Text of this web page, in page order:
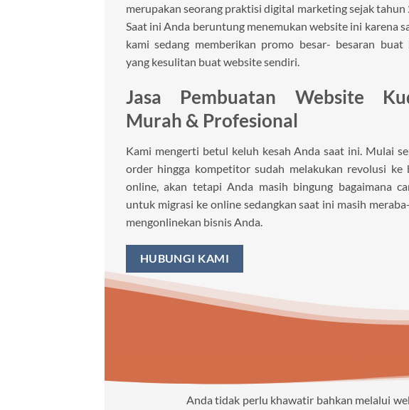
merupakan seorang praktisi digital marketing sejak tahun
Saat ini Anda beruntung menemukan website ini karena
kami sedang memberikan promo besar- besaran buat
yang kesulitan buat website sendiri.
Jasa Pembuatan Website
Murah & Profesional
Kami mengerti betul keluh kesah Anda saat ini. Mulai
order hingga kompetitor sudah melakukan revolusi ke
online, akan tetapi Anda masih bingung bagaimana
untuk migrasi ke online sedangkan saat ini masih
mengonlinekan bisnis Anda.
HUBUNGI KAMI
Anda tidak perlu khawatir bahkan melalui